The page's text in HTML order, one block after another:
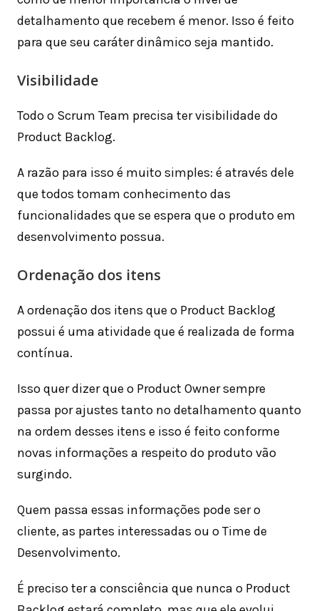
detalhamento que recebem é menor. Isso é feito
para que seu caráter dinâmico seja mantido.
Visibilidade
Todo o Scrum Team precisa ter visibilidade do
Product Backlog.
A razão para isso é muito simples: é através dele
que todos tomam conhecimento das
funcionalidades que se espera que o produto em
desenvolvimento possua.
Ordenação dos itens
A ordenação dos itens que o Product Backlog
possui é uma atividade que é realizada de forma
contínua.
Isso quer dizer que o Product Owner sempre
passa por ajustes tanto no detalhamento quanto
na ordem desses itens e isso é feito conforme
novas informações a respeito do produto vão
surgindo.
Quem passa essas informações pode ser o
cliente, as partes interessadas ou o Time de
Desenvolvimento.
É preciso ter a consciência que nunca o Product